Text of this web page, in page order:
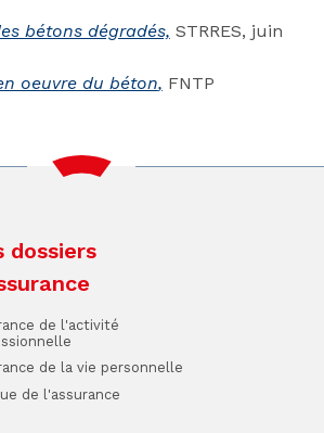
bétons dégradés, STRRES, juin
oeuvre du béton, FNTP
dossiers
de l'activité
de la vie personnelle
de l'assurance